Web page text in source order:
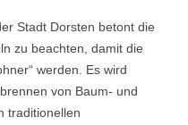
Stadt Dorsten betont die
zu beachten, damit die
werden. Es wird
von Baum- und
traditionellen